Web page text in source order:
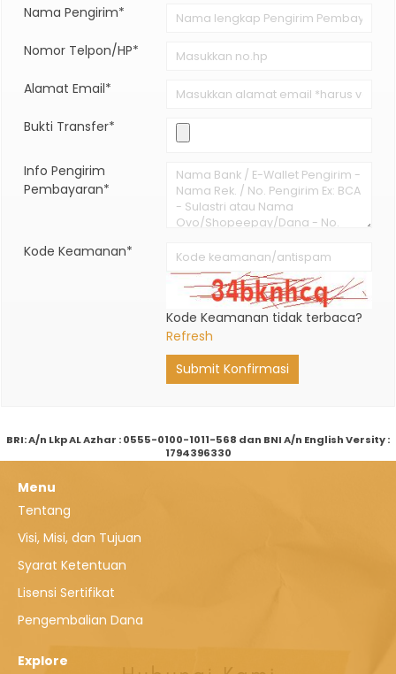
Nama Pengirim*
Nomor Telpon/HP*
Alamat Email*
Bukti Transfer*
Info Pengirim
Pembayaran*
Kode Keamanan*
Kode Keamanan tidak terbaca?
Refresh
Submit Konfirmasi
BRI: A/n Lkp AL Azhar : 0555-0100-1011-568 dan BNI A/n English Versity :
1794396330
Menu
Tentang
Visi, Misi, dan Tujuan
Syarat Ketentuan
Lisensi Sertifikat
Pengembalian Dana
Explore